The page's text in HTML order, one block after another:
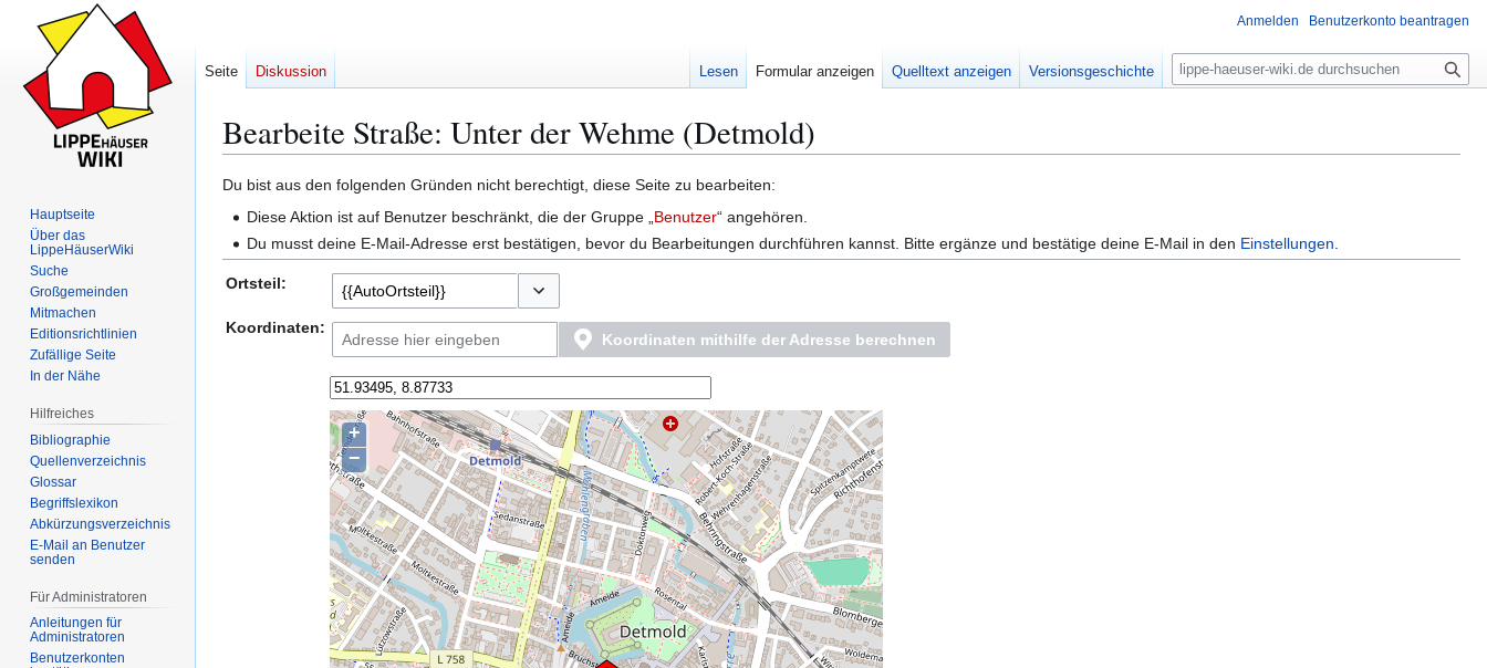
Bearbeite Straße: Unter der Wehme (Detmold)
Navigation
springen
Suche
springen
Du bist aus den folgenden Gründen nicht berechtigt, diese Seite zu bearbeiten:
Diese Aktion ist auf Benutzer beschränkt, die der Gruppe „Benutzer“ angehören.
Du musst deine E-Mail-Adresse erst bestätigen, bevor du Bearbeitungen durchführen kannst. Bitte ergänze und bestätige deine E-Mail in den Einstellungen
Ortsteil:
Koordinaten:
Koordinaten mithilfe der Adresse berechnen
+
−
Anmelden Benutzerkonto beantragen
Seite Diskussion Lesen Formular anzeigen Quelltext anzeigen Versionsgeschichte
S
u
e
Hauptseite
Über das
LippeHäuserWiki
Suche
Großgemeinden
Mitmachen
Editionsrichtlinien
Zufällige Seite
In der Nähe
Hilfreiches
Bibliographie
Quellenverzeichnis
Glossar
Begriffslexikon
Abkürzungsverzeichnis
E-Mail an Benutzer
senden
Für Administratoren
Anleitungen für
Administratoren
Benutzerkonten